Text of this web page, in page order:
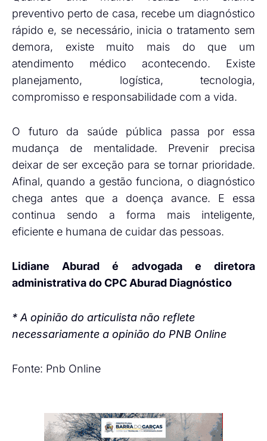
preventivo perto de casa, recebe um diagnóstico
rápido e, se necessário, inicia o tratamento sem
demora, existe muito mais do que um
atendimento médico acontecendo. Existe
planejamento, logística, tecnologia,
compromisso e responsabilidade com a vida.
O futuro da saúde pública passa por essa
mudança de mentalidade. Prevenir precisa
deixar de ser exceção para se tornar prioridade.
Afinal, quando a gestão funciona, o diagnóstico
chega antes que a doença avance. E essa
continua sendo a forma mais inteligente,
eficiente e humana de cuidar das pessoas.
Lidiane Aburad é advogada e diretora
administrativa do CPC Aburad Diagnóstico
* A opinião do articulista não reflete
necessariamente a opinião do PNB Online
Fonte: Pnb Online